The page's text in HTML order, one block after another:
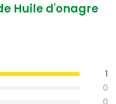
Huile d'onagre
1
0